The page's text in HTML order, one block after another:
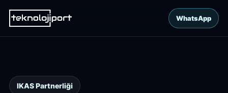
WhatsApp
IKAS Partnerliği